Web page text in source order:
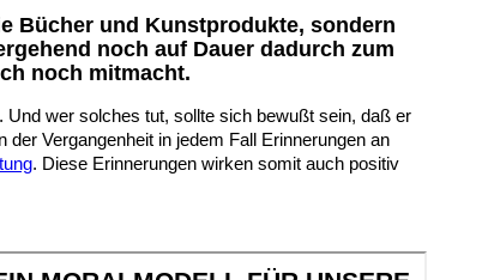
Bücher und Kunstprodukte, sondern
noch auf Dauer dadurch zum
noch mitmacht.
Und wer solches tut, sollte sich bewußt sein, daß er
Vergangenheit in jedem Fall Erinnerungen an
. Diese Erinnerungen wirken somit auch positiv